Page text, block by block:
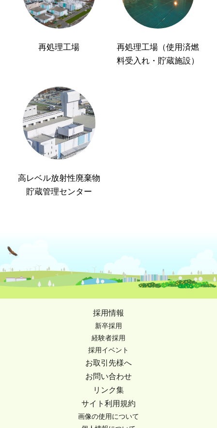
再処理工場
再処理工場（使用済燃
料受入れ・貯蔵施設）
高レベル放射性廃棄物
貯蔵管理センター
採用情報
新卒採用
経験者採用
採用イベント
お取引先様へ
お問い合わせ
リンク集
サイト利用規約
画像の使用について